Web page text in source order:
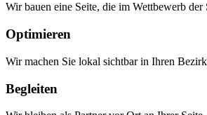
Wir bauen eine Seite, die im Wettbewerb der
Optimieren
Wir machen Sie lokal sichtbar in Ihren
Begleiten